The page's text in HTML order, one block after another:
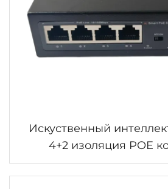
Искуственный
4+2 изоляция POE